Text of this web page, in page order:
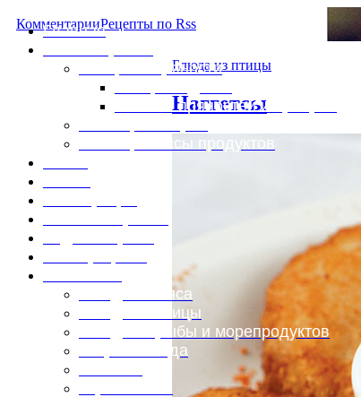
Главная
Специи и пряности
Каталог пряностей и приправ
Таблица массы продуктов
Блюда из мяса
Блюда из птицы
Блюда из рыбы и морепродуктов
Вторые блюда
КомментарииРецепты по Rss
Блюда из птицы
Наггетсы